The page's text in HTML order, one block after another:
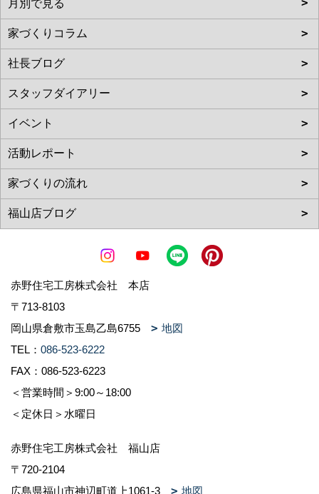
赤野住宅工房株式会社 本店
〒713-8103
岡山県倉敷市玉島乙島6755
地図
TEL： 086-523-6222
FAX：086-523-6223
＜営業時間＞9:00～18:00
＜定休日＞水曜日
赤野住宅工房株式会社 福山店
〒720-2104
広島県福山市神辺町道上1061-3
地図